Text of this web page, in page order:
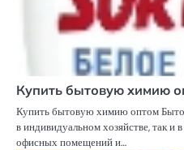
Купить бытовую химию
Купить бытовую химию оптом
в индивидуальном хозяйстве, так и
офисных помещений и…